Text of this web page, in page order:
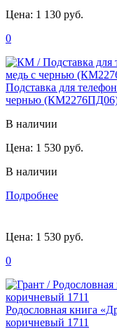
Цена: 1 130 руб.
0
Подставка для
чернью
В наличии
Цена: 1 530 руб.
В наличии
Подробнее
Цена: 1 530 руб.
0
Родословная книга
коричневый 1711